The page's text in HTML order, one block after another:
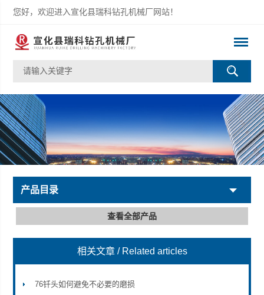
您好，欢迎进入宣化县瑞科钻孔机械厂网站！
产品目录
查看全部产品
相关文章 / Related articles
76钎头如何避免不必要的磨损